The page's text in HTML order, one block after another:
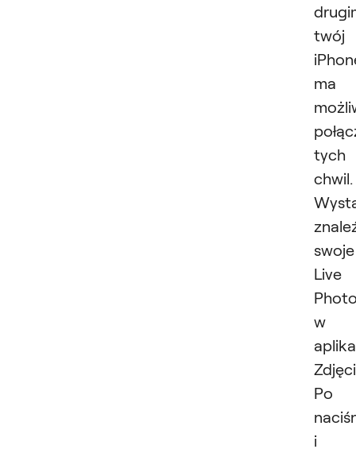
twój
ma
tych
chwil.
swoje
Live
w
Po
i